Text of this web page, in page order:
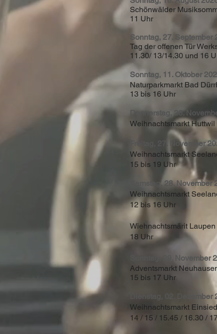
Schönwälder
11 Uhr
Sonntag, 27.
Tag der offenen Tür
11.30/ 13/14.30 und 16
Sonntag, 11. Oktober
Naturparkmarkt Bad
13 bis 16 Uhr
Donnerstag, 26.
Weihnachtsmarkt Huttwil
Freitag, 27. November
Weihnachtsmarkt
15 bis 19 Uhr
Samstag, 28.
Weihnachtsmarkt
12 bis 16 Uhr
Wiehnachtsmärit
18 Uhr
Sonntag, 29.
Adventsmarkt
15 bis 17 Uhr
Dienstag, 02.
Weihnachtsmarkt
14 / 15 / 15.45 / 16.30 /